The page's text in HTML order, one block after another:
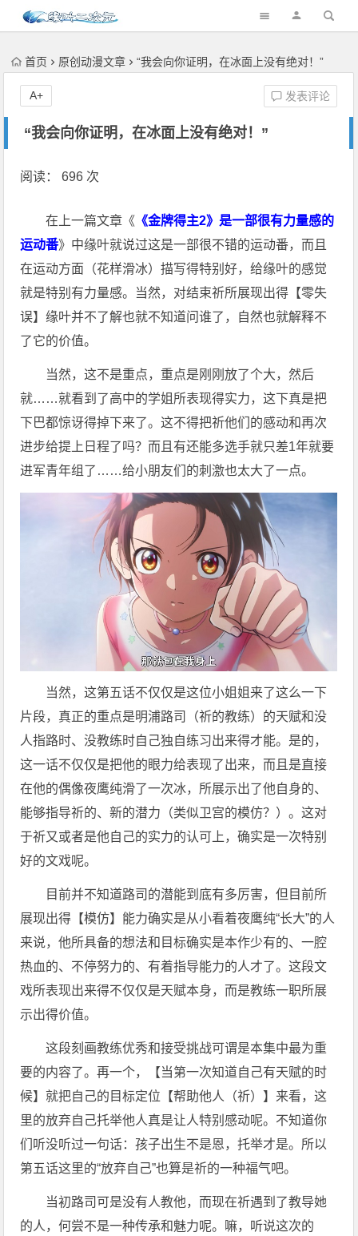
首页 原创动漫文章 “我会向你证明，在冰面上没有绝对！”
“我会向你证明，在冰面上没有绝对！”
发表评论
A+
阅读： 696 次
在上一篇文章《 《金牌得主2》是一部很有力量感的
运动番》中缘叶就说过这是一部很不错的运动番，而且
在运动方面（花样滑冰）描写得特别好，给缘叶的感觉
就是特别有力量感。当然，对结束祈所展现出得【零失
误】缘叶并不了解也就不知道问谁了，自然也就解释不
了它的价值。
当然，这不是重点，重点是刚刚放了个大，然后
就……就看到了高中的学姐所表现得实力，这下真是把
下巴都惊讶得掉下来了。这不得把祈他们的感动和再次
进步给提上日程了吗？而且有还能多选手就只差1年就要
进军青年组了……给小朋友们的刺激也太大了一点。
当然，这第五话不仅仅是这位小姐姐来了这么一下
片段，真正的重点是明浦路司（祈的教练）的天赋和没
人指路时、没教练时自己独自练习出来得才能。是的，
这一话不仅仅是把他的眼力给表现了出来，而且是直接
在他的偶像夜鹰纯滑了一次冰，所展示出了他自身的、
能够指导祈的、新的潜力（类似卫宫的模仿？）。这对
于祈又或者是他自己的实力的认可上，确实是一次特别
好的文戏呢。
目前并不知道路司的潜能到底有多厉害，但目前所
展现出得【模仿】能力确实是从小看着夜鹰纯“长大”的人
来说，他所具备的想法和目标确实是本作少有的、一腔
热血的、不停努力的、有着指导能力的人才了。这段文
戏所表现出来得不仅仅是天赋本身，而是教练一职所展
示出得价值。
这段刻画教练优秀和接受挑战可谓是本集中最为重
要的内容了。再一个，【当第一次知道自己有天赋的时
候】就把自己的目标定位【帮助他人（祈）】来看，这
里的放弃自己托举他人真是让人特别感动呢。不知道你
们听没听过一句话：孩子出生不是恩，托举才是。所以
第五话这里的“放弃自己”也算是祈的一种福气吧。
当初路司可是没有人教他，而现在祈遇到了教导她
的人，何尝不是一种传承和魅力呢。嘛，听说这次的